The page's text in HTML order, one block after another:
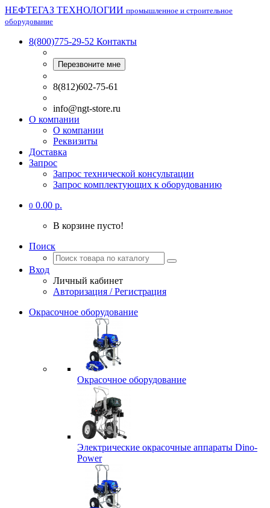
НЕФТЕГАЗ ТЕХНОЛОГИИ промышленное и строительное
оборудование
8(800)775-29-52 Контакты
Перезвоните мне
8(812)602-75-61
info@ngt-store.ru
О компании
О компании
Реквизиты
Доставка
Запрос
Запрос технической консультации
Запрос комплектующих к оборудованию
0 0.00 р.
В корзине пусто!
Поиск
Вход
Личный кабинет
Авторизация / Регистрация
Окрасочное оборудование
Окрасочное оборудование
Электрические окрасочные аппараты Dino-
Power